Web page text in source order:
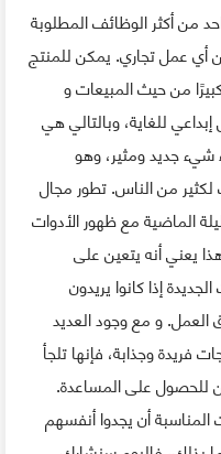
أكثر الوظائف المطلوبة
أي عمل تجاري. يمكن للمنتج
من حيث المبيعات و
للغاية، وبالتالي هي
شيء جديد ومثير، وهو
من الناس. تطور مجال
الماضية مع ظهور الأدوات
يعني أنه يتعين على
إذا كانوا يريدون
و مع وجود العديد
فريدة وجذابة، فإنها تلجأ
للحصول على المساعدة.
أن يجدوا أنفسهم